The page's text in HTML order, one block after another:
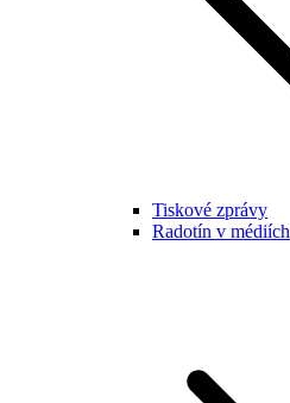
Tiskové zprávy
Radotín v médiích